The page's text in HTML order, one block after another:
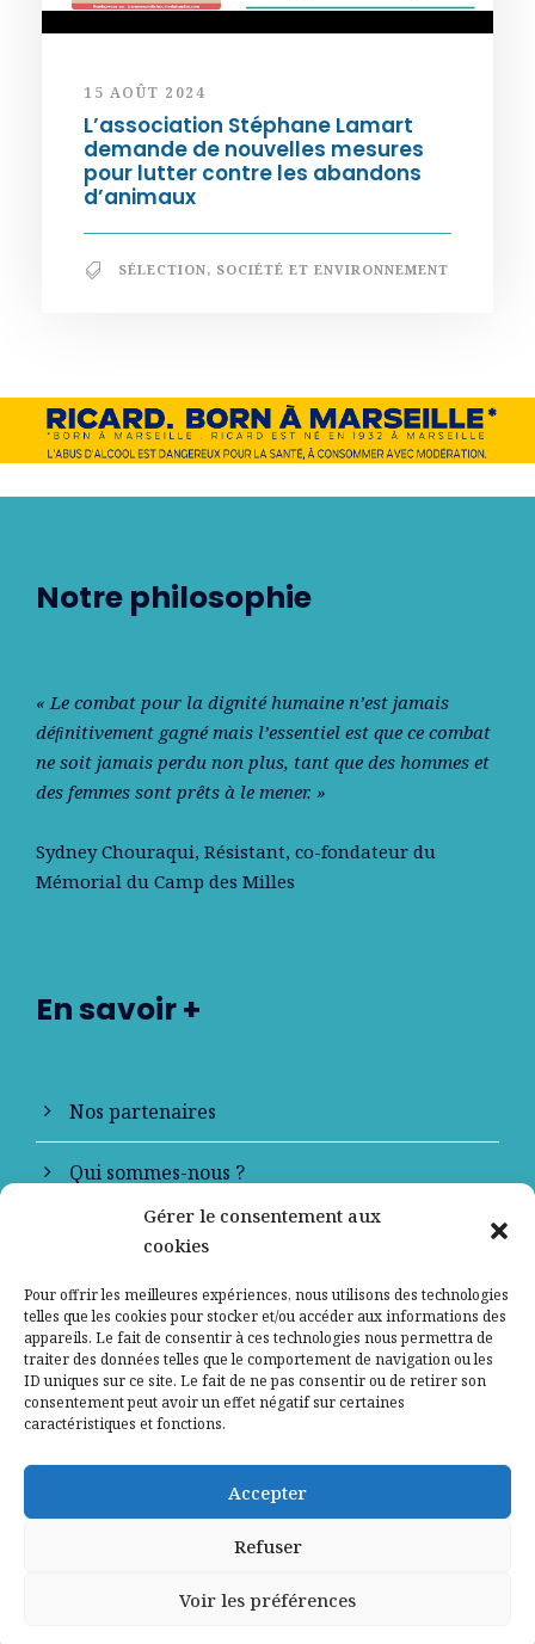
Gérer le consentement aux
cookies
Pour offrir les meilleures expériences, nous utilisons des technologies
telles que les cookies pour stocker et/ou accéder aux informations des
appareils. Le fait de consentir à ces technologies nous permettra de
traiter des données telles que le comportement de navigation ou les
ID uniques sur ce site. Le fait de ne pas consentir ou de retirer son
consentement peut avoir un effet négatif sur certaines
caractéristiques et fonctions.
Accepter
Refuser
Voir les préférences
15 AOÛT 2024
L’association Stéphane Lamart
demande de nouvelles mesures
pour lutter contre les abandons
d’animaux
SÉLECTION, SOCIÉTÉ ET ENVIRONNEMENT
Notre philosophie
« Le combat pour la dignité humaine n’est jamais
déﬁnitivement gagné mais l’essentiel est que ce combat
ne soit jamais perdu non plus, tant que des hommes et
des femmes sont prêts à le mener. »
Sydney Chouraqui, Résistant, co-fondateur du
Mémorial du Camp des Milles
En savoir +
Nos partenaires
Qui sommes-nous ?
Contactez-nous
Mentions légales
Politique de confidentialité